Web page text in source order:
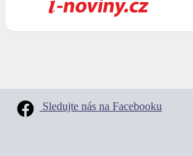
Sledujte nás na Facebooku